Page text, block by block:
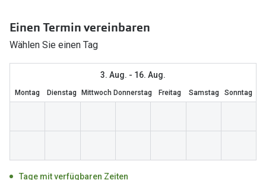
Entspiegelte Brillen ab €59
Ray-Ban
DbyD
Ray-Ban
Einen Termin vereinbaren
Wählen Sie einen Tag
3. Aug. - 16. Aug.
Montag Dienstag Mittwoch Donnerstag Freitag Samstag Sonntag
Tage mit verfügbaren Zeiten